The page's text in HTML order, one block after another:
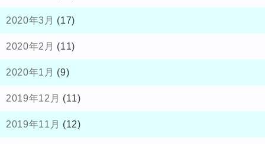
2020年3月 (17)
2020年2月 (11)
2020年1月 (9)
2019年12月 (11)
2019年11月 (12)